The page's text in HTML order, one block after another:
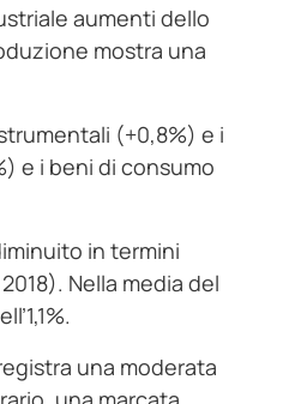
aumenti dello
mostra una
(+0,8%) e i
e i beni di consumo
in termini
Nella media del
una moderata